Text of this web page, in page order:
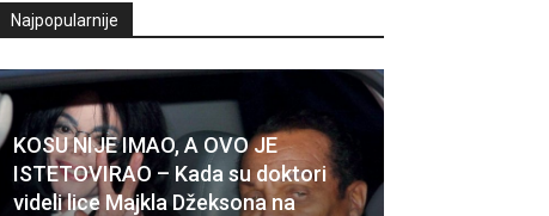
Najpopularnije
KOSU NIJE IMAO, A OVO JE
ISTETOVIRAO – Kada su doktori
videli lice Majkla Džeksona na